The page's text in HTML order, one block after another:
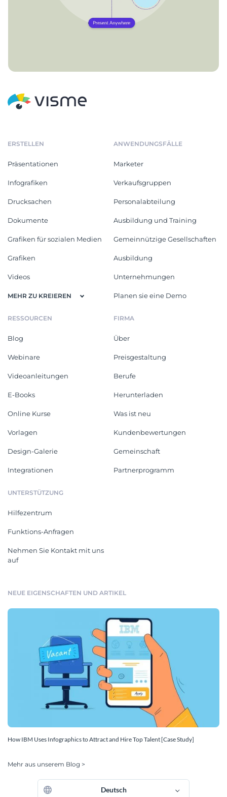
ERSTELLEN
Präsentationen
Infografiken
Drucksachen
Dokumente
Grafiken für sozialen Medien
Grafiken
Videos
MEHR ZU KREIEREN
ANWENDUNGSFÄLLE
Marketer
Verkaufsgruppen
Personalabteilung
Ausbildung und Training
Gemeinnützige Gesellschaften
Ausbildung
Unternehmungen
Planen sie eine Demo
RESSOURCEN
Blog
Webinare
Videoanleitungen
E-Books
Online Kurse
Vorlagen
Design-Galerie
Integrationen
FIRMA
Über
Preisgestaltung
Berufe
Herunterladen
Was ist neu
Kundenbewertungen
Gemeinschaft
Partnerprogramm
UNTERSTÜTZUNG
Hilfezentrum
Funktions-Anfragen
Nehmen Sie Kontakt mit uns
auf
NEUE EIGENSCHAFTEN UND ARTIKEL
How IBM Uses Infographics to Attract and Hire Top Talent [Case Study]
Mehr aus unserem Blog >
Deutsch